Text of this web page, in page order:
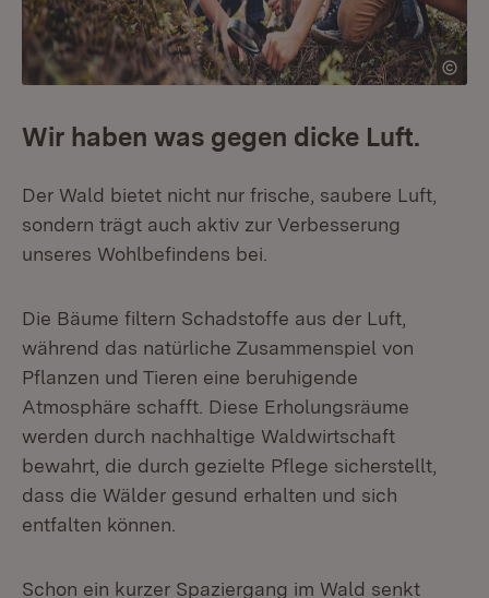
Wir haben was gegen dicke Luft.
Der Wald bietet nicht nur frische, saubere Luft,
sondern trägt auch aktiv zur Verbesserung
unseres Wohlbefindens bei.
Die Bäume filtern Schadstoffe aus der Luft,
während das natürliche Zusammenspiel von
Pflanzen und Tieren eine beruhigende
Atmosphäre schafft. Diese Erholungsräume
werden durch nachhaltige Waldwirtschaft
bewahrt, die durch gezielte Pflege sicherstellt,
dass die Wälder gesund erhalten und sich
entfalten können.
Schon ein kurzer Spaziergang im Wald senkt